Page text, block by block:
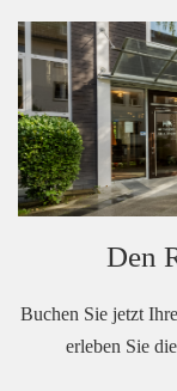
Den
Buchen Sie jetzt
erleben Sie